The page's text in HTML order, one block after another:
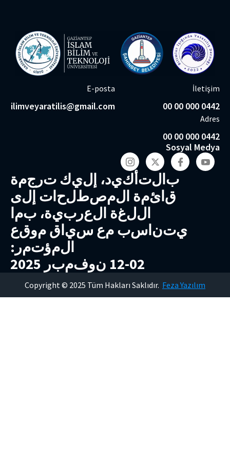
İletişim
0442 000 00 00
E-posta
bilimveyaratilis@gmail.com
Adres
0442 000 00 00
Sosyal Medya
بالتأكيد، إليك تر جمة
قائمة المصطلحات إلى
اللغة العربية، بما
يتناسبمع سياقموقع
المؤتمر :
2
0
-
2
1 نوفمبر 5
2
0
2
Copyright © 2025 Tüm Hakları Saklıdır. Feza Yazılım